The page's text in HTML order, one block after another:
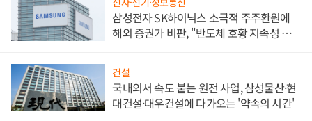
삼성전자 SK하이닉스 소극적 주주환원에
해외 증권가 비판, "반도체 호황 지속성 의
건설
국내외서 속도 붙는 원전 사업, 삼성물산·현
대건설·대우건설에 다가오는 '약속의 시간'